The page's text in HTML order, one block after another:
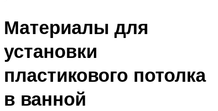
Материалы для
установки
пластикового потолка
в ванной